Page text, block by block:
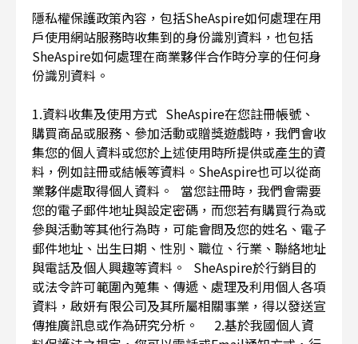
隱私權保護政策內容，包括SheAspire如何處理在用
戶使用網站服務時收集到的身份識別資料，也包括
SheAspire如何處理在商業夥伴合作時分享的任何身
份識別資料。
1.資料收集及使用方式 SheAspire在您註冊帳號、
購買商品或服務、參加活動或贈獎遊戲時，我們會收
集您的個人資料或您於上述使用時所提供或產生的資
料，例如註冊或結帳等資料。SheAspire也可以從商
業夥伴處取得個人資料。 當您註冊時，我們會需要
您的電子郵件地址與設定密碼，而您若有購買行為或
參與活動等其他行為時，可能會問及您的姓名、電子
郵件地址、出生日期、性別、職位、行業、聯絡地址
與電話及個人興趣等資料。 SheAspire於行銷目的
或法令許可範圍內蒐集、傳遞、處理及利用個人各項
資料，啟妍有限公司及其所屬相關事業，得以發送宣
傳推廣訊息或作為研究分析。 2.基於我國個人資